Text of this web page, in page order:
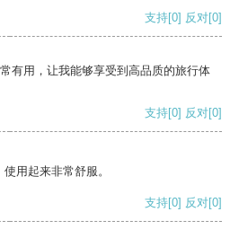
支持[0] 反对[0]
有用，让我能够享受到高品质的旅行体
支持[0] 反对[0]
用起来非常舒服。
支持[0] 反对[0]